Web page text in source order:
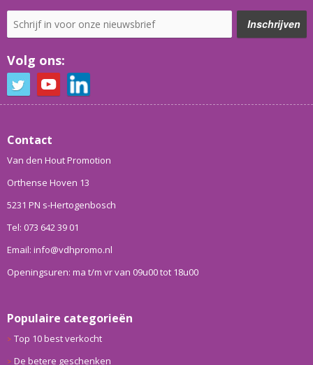
Volg ons:
Contact
Van den Hout Promotion
Orthense Hoven 13
5231 PN s-Hertogenbosch
Tel: 073 642 39 01
Email: info@vdhpromo.nl
Openingsuren: ma t/m vr van 09u00 tot 18u00
Populaire categorieën
Top 10 best verkocht
De betere geschenken